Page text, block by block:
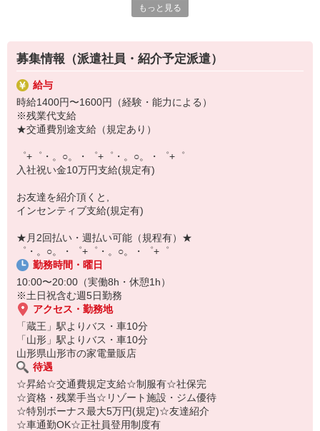
【選べるお仕事いろいろ】
▼オフィスワーク
事務、経理、データ入力、コールセンター、受付
▼工場・製造・軽作業系
機械/食品製造・梱包・仕分け・加工・組立・検査
▼美容系
眉毛サロンのアイブロウ・ネイリスト・エステ
▼営業・販売
法人営業・アパレル販売・個別指導塾・人材紹介
▼人気案件も多数♪
短期・期間限定・オープニング・官公庁案件
上場/優良/大手企業など
【スマホ面接実施中】
￣￣￣￣￣￣￣￣￣
自宅に居ながらスマホでカンタン面接OK！
オンライン面談なのでスピード対応。
満足度◎
■携帯やインターネット販売業務
docomo(ドコモ)/au(エーユー)・KDDI/softbank(ソフトバンク)など
の大手キャリアから
ワイモバイル(Y!mobille)、楽天モバイル、UQなど格安スマホまで幅
広く紹介可能♪
もっと見る
募集情報（派遣社員・紹介予定派遣）
給与
時給1400円〜1600円（経験・能力による）
※残業代支給
★交通費別途支給（規定あり）
゜+゜・。○。・゜+゜・。○。・゜+゜
入社祝い金10万円支給(規定有)
お友達を紹介頂くと,
インセンティブ支給(規定有)
★月2回払い・週払い可能（規程有）★
゜・。○。・゜+゜・。○。・゜+゜
勤務時間・曜日
10:00〜20:00（実働8h・休憩1h）
※土日祝含む週5日勤務
アクセス・勤務地
「蔵王」駅よりバス・車10分
「山形」駅よりバス・車10分
山形県山形市の家電量販店
待遇
☆昇給☆交通費規定支給☆制服有☆社保完
☆資格・残業手当☆リゾート施設・ジム優待
☆特別ボーナス最大5万円(規定)☆友達紹介
☆車通勤OK☆正社員登用制度有